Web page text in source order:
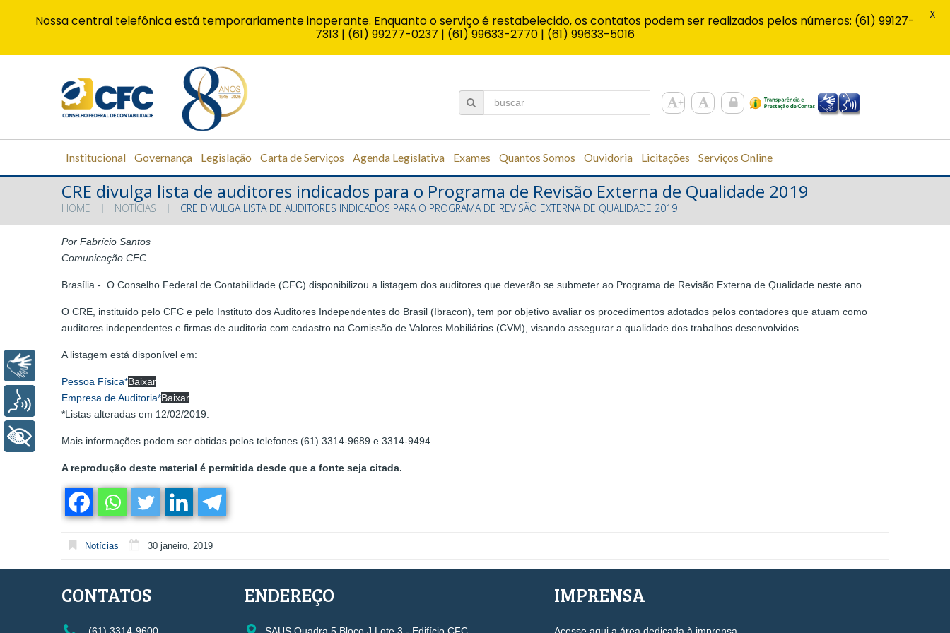
Institucional Governança Legislação Carta de Serviços Agenda Legislativa Exames Quantos Somos Ouvidoria Licitações Serviços Online
CRE divulga lista de auditores indicados para o Programa de Revisão Externa de Qualidade 2019
HOME NOTÍCIAS CRE DIVULGA LISTA DE AUDITORES INDICADOS PARA O PROGRAMA DE REVISÃO EXTERNA DE QUALIDADE 2019
Por Fabrício Santos
Comunicação CFC
Brasília - O Conselho Federal de Contabilidade (CFC) disponibilizou a listagem dos auditores que deverão se submeter ao Programa de Revisão Externa de Qualidade neste ano.
O CRE, instituído pelo CFC e pelo Instituto dos Auditores Independentes do Brasil (Ibracon), tem por objetivo avaliar os procedimentos adotados pelos contadores que atuam como
auditores independentes e firmas de auditoria com cadastro na Comissão de Valores Mobiliários (CVM), visando assegurar a qualidade dos trabalhos desenvolvidos.
A listagem está disponível em:
Pessoa Física*Baixar
Empresa de Auditoria*Baixar
*Listas alteradas em 12/02/2019.
Mais informações podem ser obtidas pelos telefones (61) 3314-9689 e 3314-9494.
A reprodução deste material é permitida desde que a fonte seja citada.
Notícias 30 janeiro, 2019
CONTATOS ENDEREÇO IMPRENSA
Nossa central telefônica está temporariamente inoperante. Enquanto o serviço é restabelecido, os contatos podem ser realizados pelos números: (61) 99127-
7313 | (61) 99277-0237 | (61) 99633-2770 | (61) 99633-5016
X
Voz
+ Acessibilidade